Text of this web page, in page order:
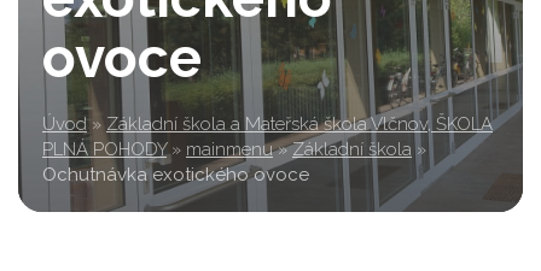
ovoce
Úvod » Základní škola a Mateřská škola Vlčnov, ŠKOLA
PLNÁ POHODY » mainmenu » Základní škola »
Ochutnávka exotického ovoce